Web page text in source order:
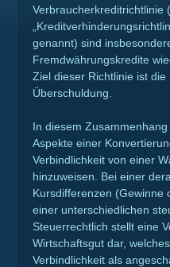
Verbraucherkreditrichtlinie
genannt) sind
Fremdwährungskredite
Ziel dieser Richtlinie ist
Überschuldung.
In diesem
Aspekte einer
Verbindlichkeit von einer
hinzuweisen. Bei einer
Kursdifferenzen (Gewinne
einer unterschiedlichen
Steuerrechtlich stellt eine
Wirtschaftsgut dar,
Verbindlichkeit als